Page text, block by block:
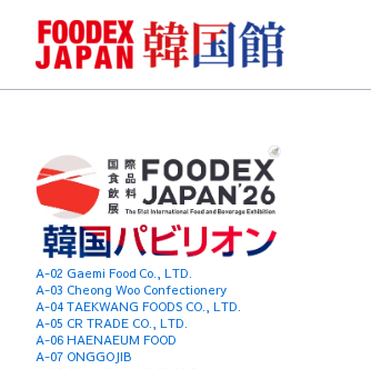
A-02 Gaemi Food Co., LTD.
A-03 Cheong Woo Confectionery
A-04 TAEKWANG FOODS CO., LTD.
A-05 CR TRADE CO., LTD.
A-06 HAENAEUM FOOD
A-07 ONGGOJIB